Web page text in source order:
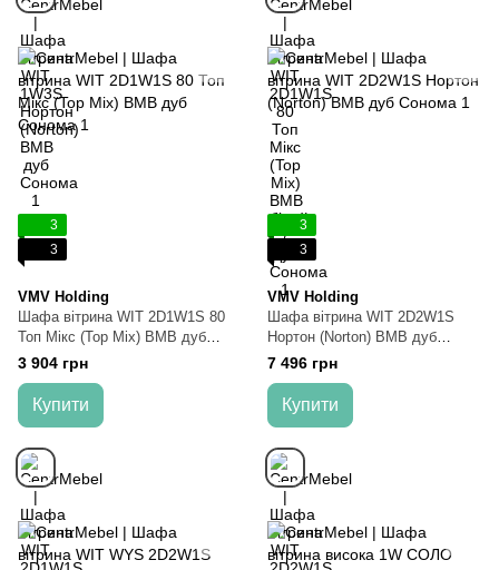
3
3
VMV Holding
Шафа вітрина WIT 2D1W1S 80
Топ Мікс (Top Mix) ВМВ дуб
Сонома
3 904 грн
Купити
3
3
VMV Holding
Шафа вітрина WIT 2D2W1S
Нортон (Norton) ВМВ дуб
Сонома
7 496 грн
Купити